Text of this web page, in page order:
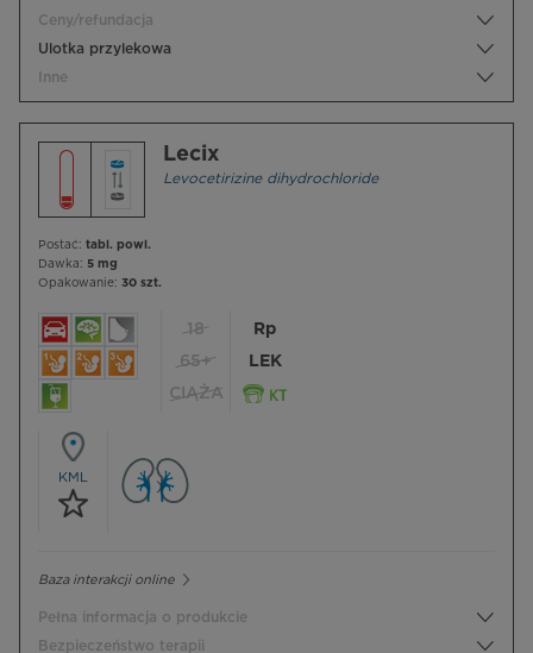
Ceny/refundacja
Ulotka przylekowa
Inne
Lecix
Levocetirizine dihydrochloride
Postać: tabl. powl.
Dawka: 5 mg
Opakowanie: 30 szt.
18
65+
CIĄŻA
Rp
LEK
KML
Baza interakcji online
Pełna informacja o produkcie
Bezpieczeństwo terapii